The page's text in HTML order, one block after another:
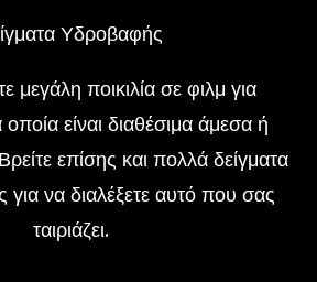
Υδροβαφής
μεγάλη ποικιλία σε φιλμ για
είναι διαθέσιμα άμεσα ή
επίσης και πολλά δείγματα
να διαλέξετε αυτό που σας
ταιριάζει.